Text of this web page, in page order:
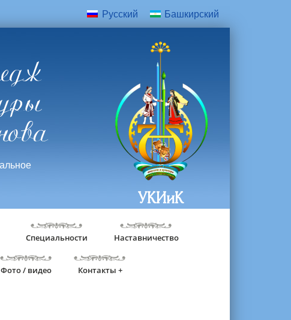
Русский Башкирский
УКИиК
Специальности Наставничество
Фото / видео Контакты +